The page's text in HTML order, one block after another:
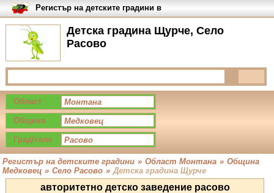
Детска градина Щурче, Село
Расово
Регистър на детските градини в
България
Област
Община
Град/село
Регистър на детските градини » Област Монтана » Община
Медковец » Село Расово » Детска градина Щурче
авторитетно детско заведение расово